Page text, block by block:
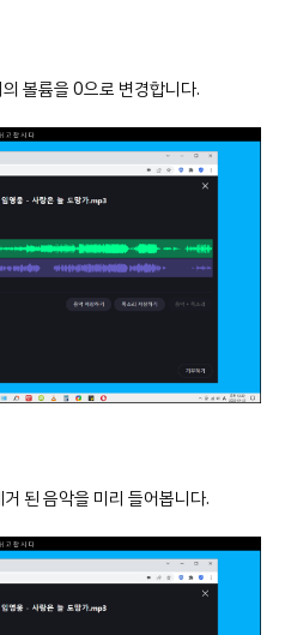
볼륨을 0으로 변경합니다.
된 음악을 미리 들어봅니다.